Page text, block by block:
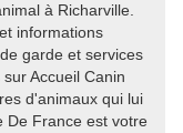
à Richarville.
informations
garde et services
Accueil Canin
d'animaux qui lui
De France est votre